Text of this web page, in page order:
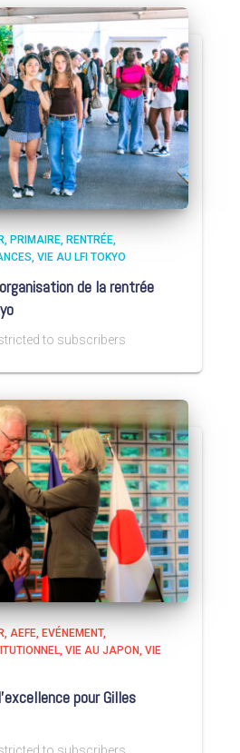
PRIMAIRE RENTRÉE
VIE AU LFI TOKYO
de la rentrée
to subscribers
AEFE EVÉNEMENT
VIE AU JAPON VIE
pour Gilles